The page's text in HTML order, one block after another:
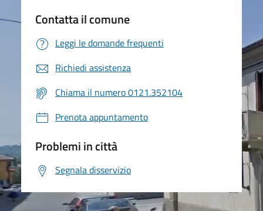
Contatta il comune
Leggi le domande frequenti
Richiedi assistenza
Chiama il numero 0121.352104
Prenota appuntamento
Problemi in città
Segnala disservizio